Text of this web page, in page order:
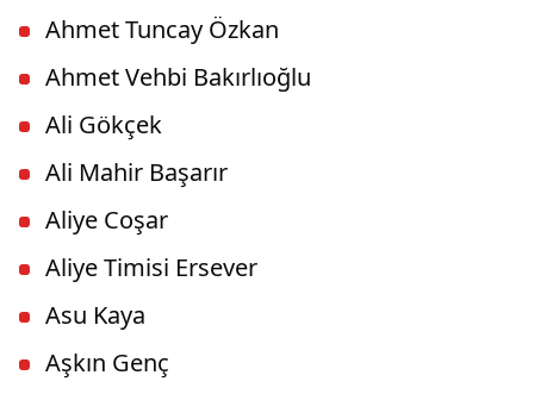
Ahmet Tuncay Özkan
Ahmet Vehbi Bakırlıoğlu
Ali Gökçek
Ali Mahir Başarır
Aliye Coşar
Aliye Timisi Ersever
Asu Kaya
Aşkın Genç